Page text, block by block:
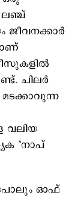
ജീവനക്കാർ
ചിലർ
വലിയ
‘നാപ്
ഓഫ്